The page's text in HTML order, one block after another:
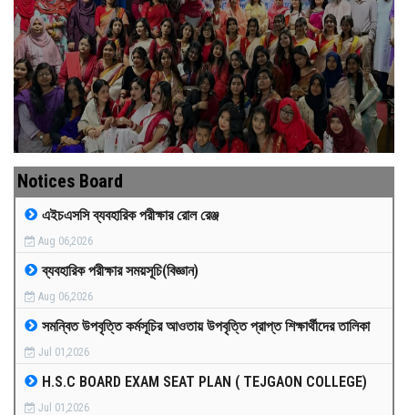
ABOUT US
FACULTIES
ACADEMICS
GALLERY
MEDIA
PAYMENT
CO-CURRICULUM
RESULTS
Notices Board
এইচএসসি ব্যবহারিক পরীক্ষার রোল রেঞ্জ
Aug 06,2026
ব্যবহারিক পরীক্ষার সময়সূচি(বিজ্ঞান)
Aug 06,2026
সমন্বিত উপবৃত্তি কর্মসূচির আওতায় উপবৃত্তি প্রাপ্ত শিক্ষার্থীদের তালিকা
Jul 01,2026
H.S.C BOARD EXAM SEAT PLAN ( TEJGAON COLLEGE)
Jul 01,2026